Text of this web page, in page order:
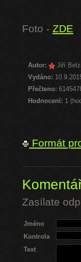
Foto - ZDE
Autor:
Jiří
Vydáno:
Přečteno:
Hodnocení: 1
Formát
Zasílate
Jméno
Kontrola
Text